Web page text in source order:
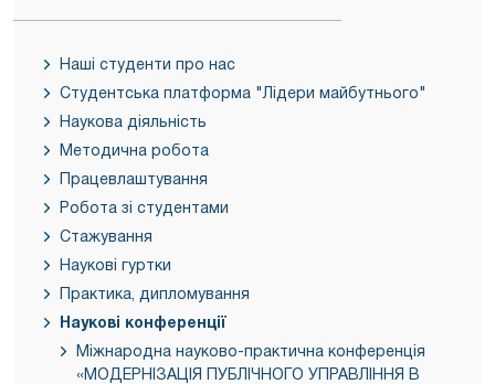
Наші студенти про нас
Студентська платформа "Лідери майбутнього"
Наукова діяльність
Методична робота
Працевлаштування
Робота зі студентами
Стажування
Наукові гуртки
Практика, дипломування
Наукові конференції
Міжнародна науково-практична конференція
«МОДЕРНІЗАЦІЯ ПУБЛІЧНОГО УПРАВЛІННЯ В